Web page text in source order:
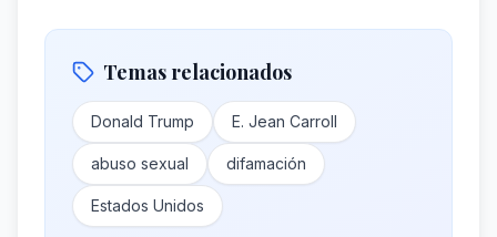
Temas relacionados
Donald Trump E. Jean Carroll
abuso sexual difamación
Estados Unidos